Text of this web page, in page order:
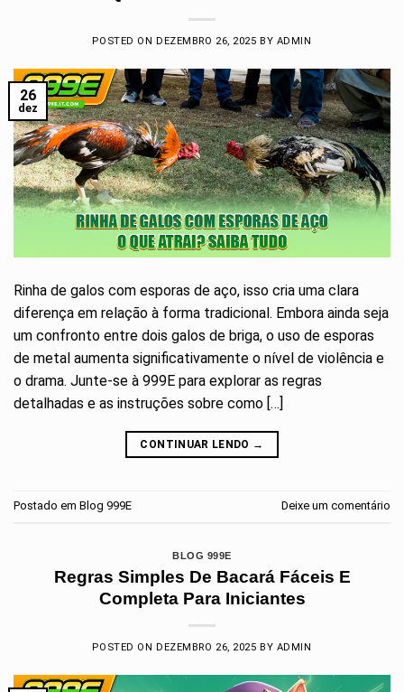
POSTED ON DEZEMBRO 26, 2025 BY ADMIN
26
dez
Rinha de galos com esporas de aço, isso cria uma clara
diferença em relação à forma tradicional. Embora ainda seja
um confronto entre dois galos de briga, o uso de esporas
de metal aumenta significativamente o nível de violência e
o drama. Junte-se à 999E para explorar as regras
detalhadas e as instruções sobre como […]
CONTINUAR LENDO →
Postado em Blog 999E Deixe um comentário
BLOG 999E
Regras Simples De Bacará Fáceis E
Completa Para Iniciantes
POSTED ON DEZEMBRO 26, 2025 BY ADMIN